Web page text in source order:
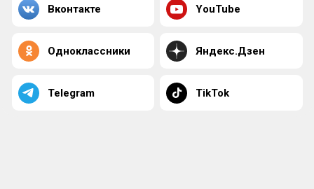
Вконтакте YouTube
Одноклассники Яндекс.Дзен
Telegram TikTok